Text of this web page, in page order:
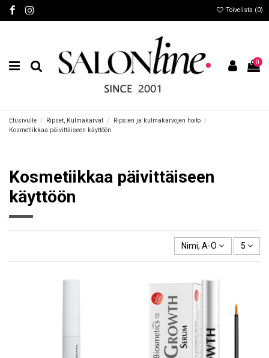
Toivelista (0)
0
Etusivulle Ripset, Kulmakarvat
Ripsien ja kulmakarvojen hoito
Kosmetiikkaa päivittäiseen käyttöön
Kosmetiikkaa päivittäiseen
käyttöön
Nimi, A-Ö 5